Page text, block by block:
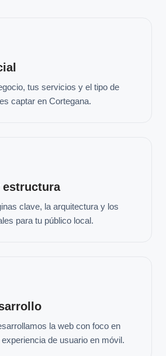
tus servicios y el tipo de
captar en Cortegana.
estructura
clave, la arquitectura y los
para tu público local.
la web con foco en
de usuario en móvil.